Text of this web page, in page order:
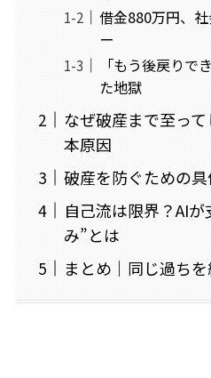
借金880万円、
ー
「もう後戻りで
た地獄
なぜ破産まで至っ
本原因
破産を防ぐための
自己流は限界？AI
み”とは
まとめ｜同じ過ち